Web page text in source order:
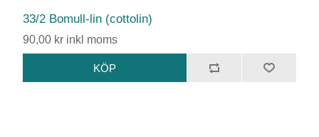
33/2 Bomull-lin (cottolin)
90,00 kr inkl moms